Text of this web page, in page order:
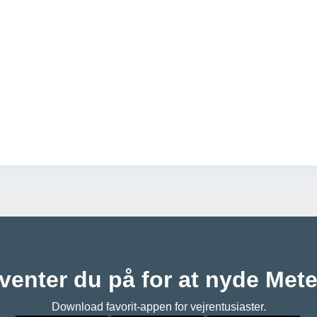
du på for at nyde
Download favorit-appen for vejrentusiaster.